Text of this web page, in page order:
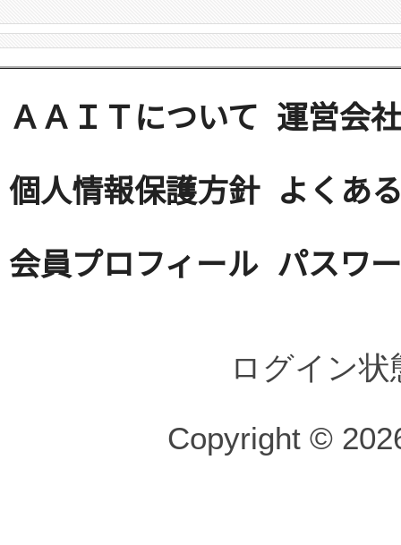
ＡＡＩＴについて 運営会社
個人情報保護方針 よくあ
会員プロフィール パスワ
ログイン
Copyright ©